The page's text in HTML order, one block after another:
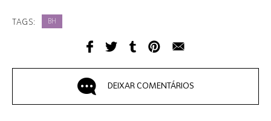
TAGS: BH
DEIXAR COMENTÁRIOS